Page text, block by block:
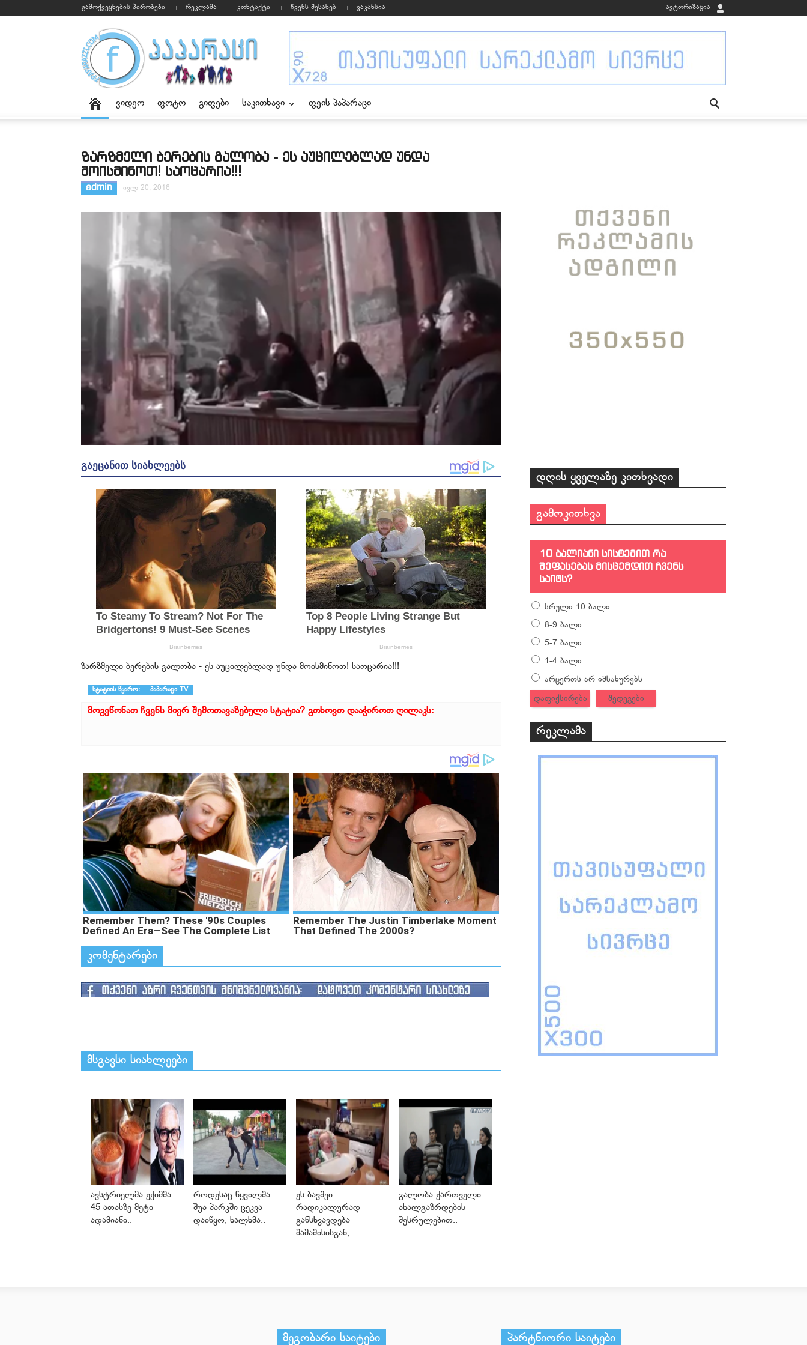
გამოქვეყნების პირობები რეკლამა კონტაქტი ჩვენს შესახებ ვაკანსია ავტორიზაცია
ვიდეო ფოტო გიფები საკითხავი ფეის პაპარაცი
ზარზმელი ბერების გალობა - ეს აუცილებლად უნდა
მოისმინოთ! საოცარია!!!
admin ივლ 20, 2016
ზარზმელი ბერების გალობა - ეს აუცილებლად უნდა მოისმინოთ! საოცარია!!!
სტატიის წყარო: პაპარაცი TV
მოგეწონათ ჩვენს მიერ შემოთავაზებული სტატია? გთხოვთ დააჭიროთ ღილაკს:
კომენტარები
მსგავსი სიახლეები
ავსტრიელმა ექიმმა
45 ათასზე მეტი
ადამიანი..
როდესაც წყვილმა
შუა პარკში ცეკვა
დაიწყო, ხალხმა..
ეს ბავშვი
რადიკალურად
განსხვავდება
მამამისისგან,..
გალობა ქართველი
ახალგაზრდების
შესრულებით..
დღის ყველაზე კითხვადი
გამოკითხვა
10 ბალიანი სისტემით რა
შეფასებას მისცემდით ჩვენს
საიტს?
სრული 10 ბალი
8-9 ბალი
5-7 ბალი
1-4 ბალი
არცერთს არ იმსახურებს
დაფიქსირება
შედეგები
რეკლამა
მეგობარი საიტები პარტნიორი საიტები